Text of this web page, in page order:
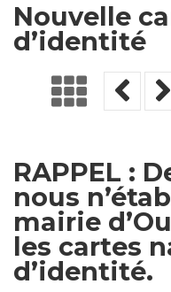
Nouvelle
d’identité
RAPPEL :
nous
mairie
les cartes
d’identité.